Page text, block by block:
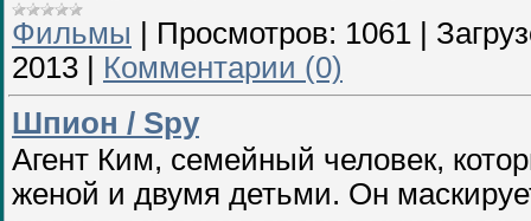
Фильмы | Просмотров: 1061 |
2013 | Комментарии (0)
Шпион / Spy
Агент Ким, семейный человек,
женой и двумя детьми. Он